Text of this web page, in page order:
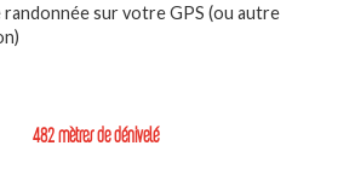
sur votre GPS (ou autre
482 mètres de dénivelé